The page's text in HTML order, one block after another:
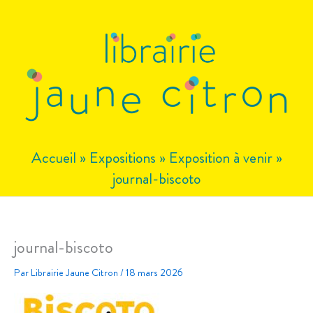
Accueil » Expositions » Exposition à venir»
journal-biscoto
journal-biscoto
ParLibrairie Jaune Citron/18 mars 2026